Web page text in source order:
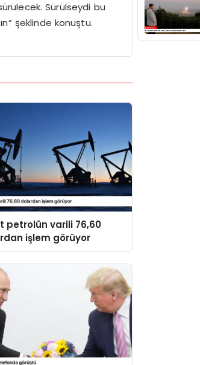
Sürülseydi bu
şeklinde konuştu.
petrolün varili 76,60
işlem görüyor